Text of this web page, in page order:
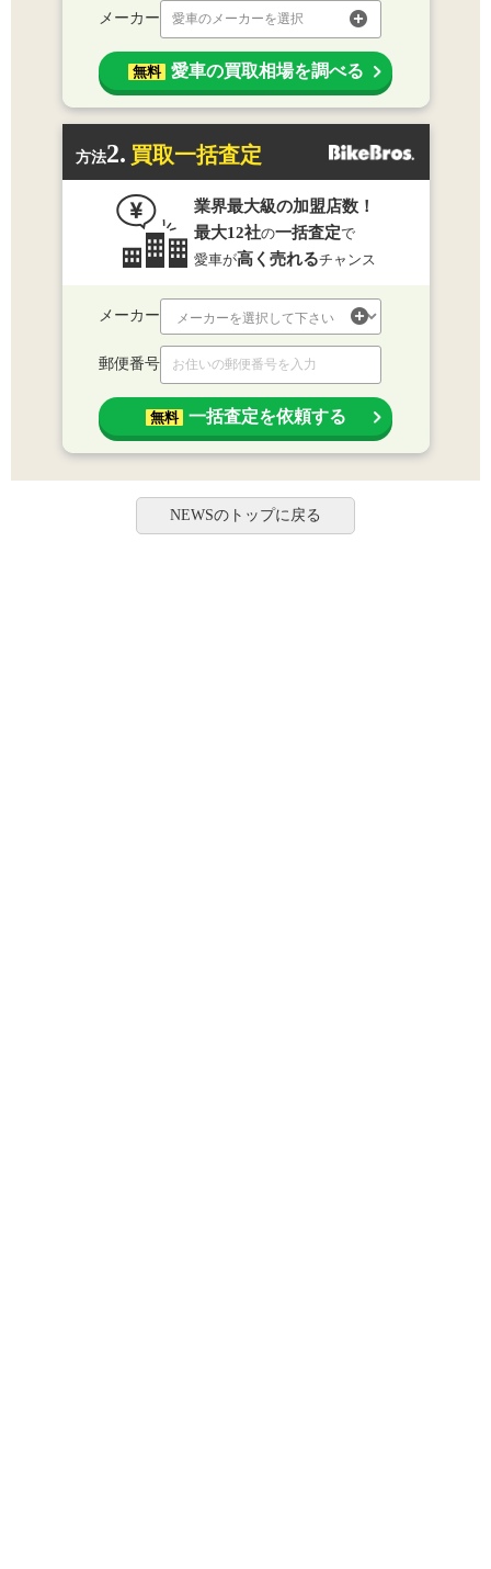
メーカー 愛車のメーカーを選択
無料 愛車の買取相場を調べる
方法2. 買取一括査定
業界最大級の加盟店数！
最大12社の一括査定で
愛車が高く売れるチャンス
メーカー
郵便番号
無料 一括査定を依頼する
NEWSのトップに戻る